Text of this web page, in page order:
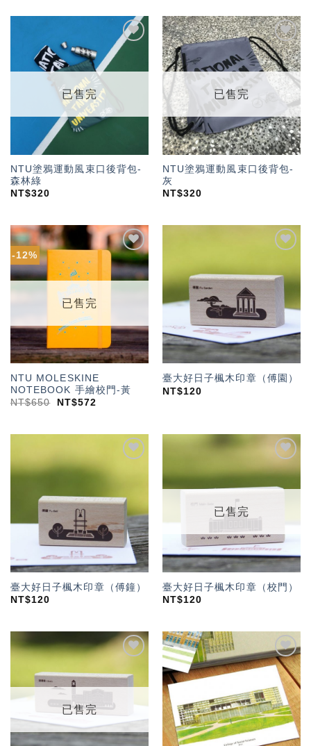
望輕
已售完
NTU塗鴉運動風束口後背包-
森林綠
NT$320
加入
「願
望輕
單」
已售完
NTU塗鴉運動風束口後背包-
灰
NT$320
-12%
加入
「願
望輕
已售完
NTU MOLESKINE
NOTEBOOK 手繪校門-黃
NT$650 NT$572
望輕
臺大好日子楓木印章（傅園）
NT$120
單」
臺大好日子楓木印章（傅鐘）
NT$120
加入
望輕
已售完
臺大好日子楓木印章（校門）
NT$120
「願
望輕
已售完
加入
「願
望輕
單」